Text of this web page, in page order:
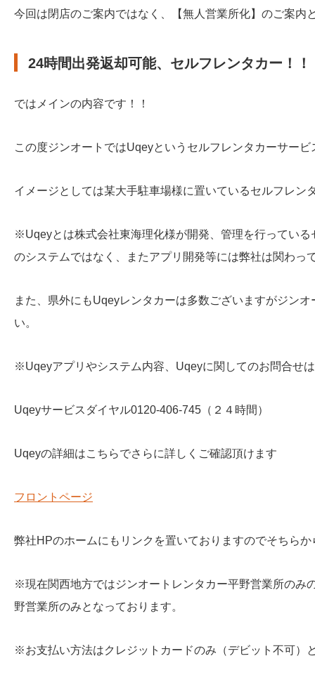
今回は閉店のご案内ではなく、【無人営業所化】のご案内
24時間出発返却可能、セルフレンタカー！！
ではメインの内容です！！
この度ジンオートではUqeyというセルフレンタカーサー
イメージとしては某大手駐車場様に置いているセルフレン
※Uqeyとは株式会社東海理化様が開発、管理を行ってい
のシステムではなく、またアプリ開発等には弊社は関わっ
また、県外にもUqeyレンタカーは多数ございますがジン
い。
※Uqeyアプリやシステム内容、Uqeyに関してのお問合せ
Uqeyサービスダイヤル0120-406-745（２４時間）
Uqeyの詳細はこちらでさらに詳しくご確認頂けます
フロントページ
弊社HPのホームにもリンクを置いておりますのでそちら
※現在関西地方ではジンオートレンタカー平野営業所のみ
野営業所のみとなっております。
※お支払い方法はクレジットカードのみ（デビット不可）